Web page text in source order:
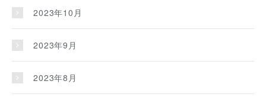
2023年10月
2023年9月
2023年8月